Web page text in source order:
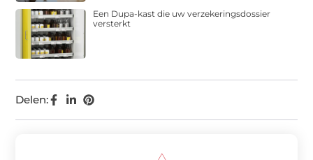
Delen:
Een Dupa-kast die uw verzekeringsdossier
versterkt